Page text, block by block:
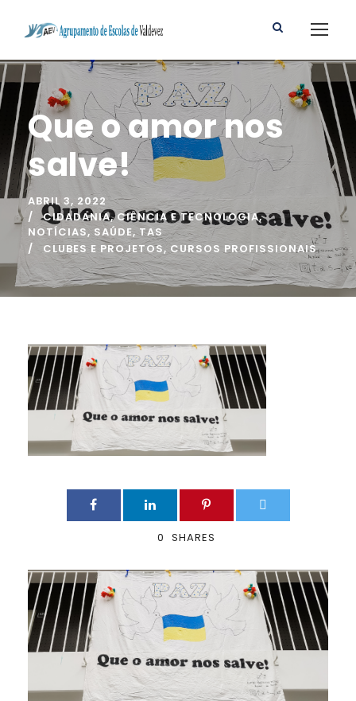
Que o amor nos
salve!
ABRIL 3, 2022
CIDADANIA, CIÊNCIA E TECNOLOGIA,
NOTÍCIAS, SAÚDE, TAS
CLUBES E PROJETOS, CURSOS PROFISSIONAIS
0 SHARES